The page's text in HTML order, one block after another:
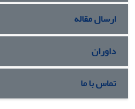
ارسال مقاله
داوران
تماس با ما